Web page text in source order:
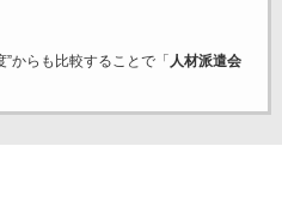
からも比較することで「 人材派遣会